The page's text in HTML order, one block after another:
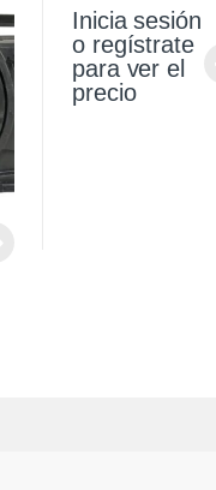
Premier 1.4 21
Inicia sesión
o regístrate
para ver el
precio